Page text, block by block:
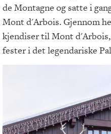
de Montagne og satte i
Mont d'Arbois. Gjennom
kjendiser til Mont
fester i det legendariske